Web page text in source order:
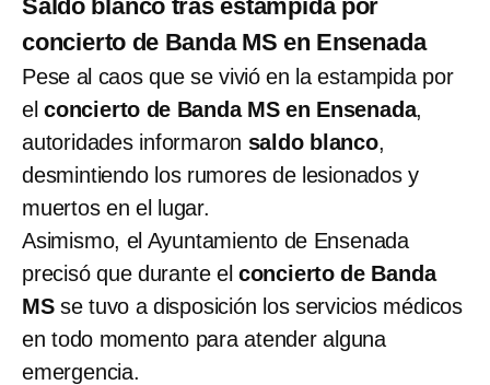
Saldo blanco tras estampida por
concierto de Banda MS en Ensenada
Pese al caos que se vivió en la estampida por
el concierto de Banda MS en Ensenada,
autoridades informaron saldo blanco,
desmintiendo los rumores de lesionados y
muertos en el lugar.
Asimismo, el Ayuntamiento de Ensenada
precisó que durante el concierto de Banda
MSse tuvo a disposición los servicios médicos
en todo momento para atender alguna
emergencia.